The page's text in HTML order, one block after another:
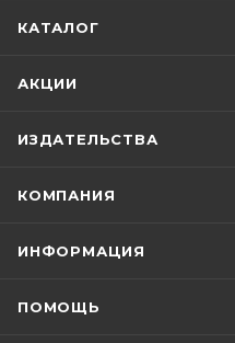
КАТАЛОГ
АКЦИИ
ИЗДАТЕЛЬСТВА
КОМПАНИЯ
ИНФОРМАЦИЯ
ПОМОЩЬ